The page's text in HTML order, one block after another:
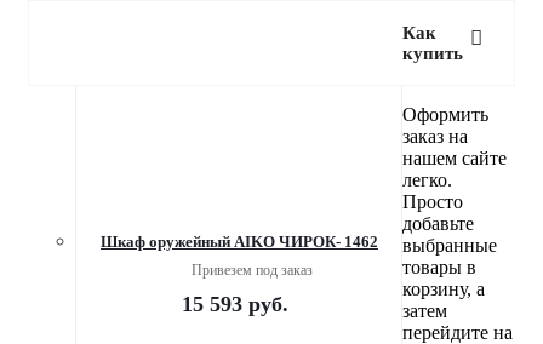
Шкаф оружейный AIKO ЧИРОК- 1462
Привезем под заказ
15 593 руб.
Как
купить
Оформить
заказ на
нашем сайте
легко.
Просто
добавьте
выбранные
товары в
корзину, а
затем
перейдите на